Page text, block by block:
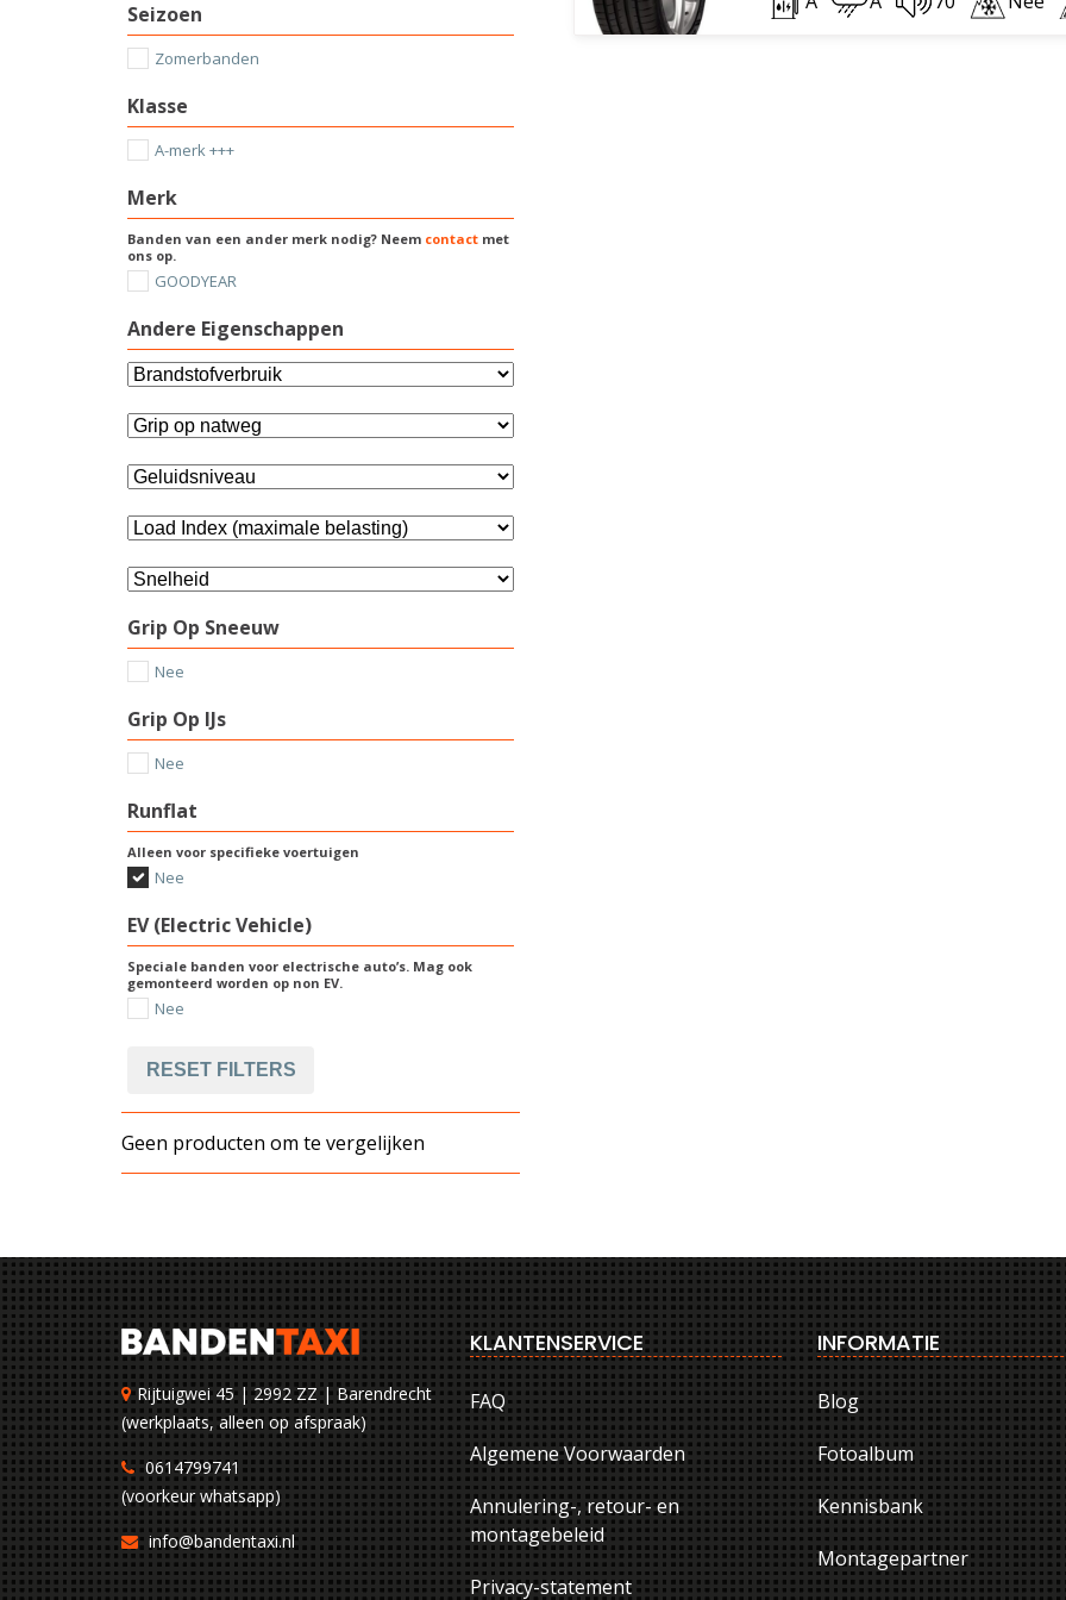
Seizoen
Zomerbanden
Klasse
A-merk +++
Merk
Banden van een ander merk nodig? Neem contact met
ons op.
GOODYEAR
Andere Eigenschappen
Grip Op Sneeuw
Nee
Grip Op IJs
Nee
Runflat
Alleen voor specifieke voertuigen
Nee
EV (Electric Vehicle)
Speciale banden voor electrische auto’s. Mag ook
gemonteerd worden op non EV.
Nee
RESET FILTERS
Geen producten om te vergelijken
Rijtuigwei 45 | 2992 ZZ | Barendrecht
(werkplaats, alleen op afspraak)
0614799741
(voorkeur whatsapp)
info@bandentaxi.nl
KLANTENSERVICE
FAQ
Algemene Voorwaarden
Annulering-, retour- en
montagebeleid
Privacy-statement
INFORMATIE
Blog
Fotoalbum
Kennisbank
Montagepartner